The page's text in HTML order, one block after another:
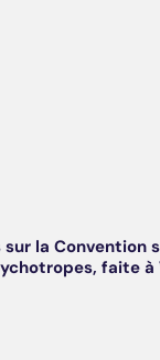
la Convention
faite à